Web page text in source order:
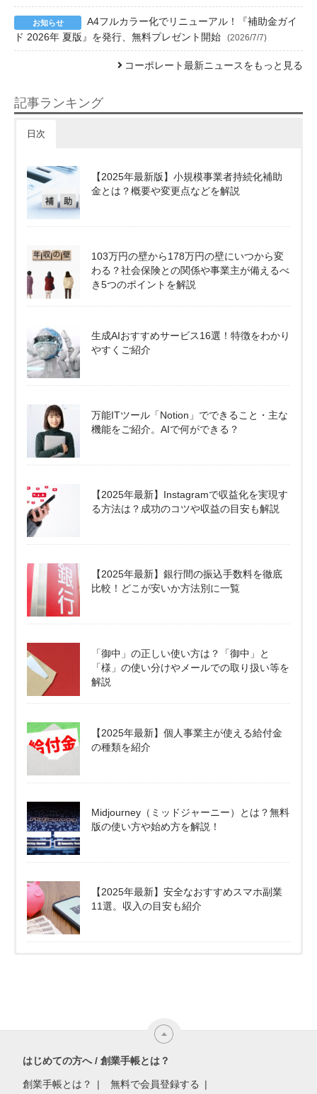
A4フルカラー化でリニューアル！『補助金ガイ
ド 2026年 夏版』を発行、無料プレゼント開始
(2026/7/7)
コーポレート最新ニュースをもっと見る
記事ランキング
日次
【2025年最新版】小規模事業者持続化補助
金とは？概要や変更点などを解説
103万円の壁から178万円の壁にいつから変
わる？社会保険との関係や事業主が備えるべ
き5つのポイントを解説
生成AIおすすめサービス16選！特徴をわかり
やすくご紹介
万能ITツール「Notion」でできること・主な
機能をご紹介。AIで何ができる？
【2025年最新】Instagramで収益化を実現す
る方法は？成功のコツや収益の目安も解説
【2025年最新】銀行間の振込手数料を徹底
比較！どこが安いか方法別に一覧
「御中」の正しい使い方は？「御中」と
「様」の使い分けやメールでの取り扱い等を
解説
【2025年最新】個人事業主が使える給付金
の種類を紹介
Midjourney（ミッドジャーニー）とは？無料
版の使い方や始め方を解説！
【2025年最新】安全なおすすめスマホ副業
11選。収入の目安も紹介
はじめての方へ / 創業手帳とは？
創業手帳とは？ 無料で会員登録する